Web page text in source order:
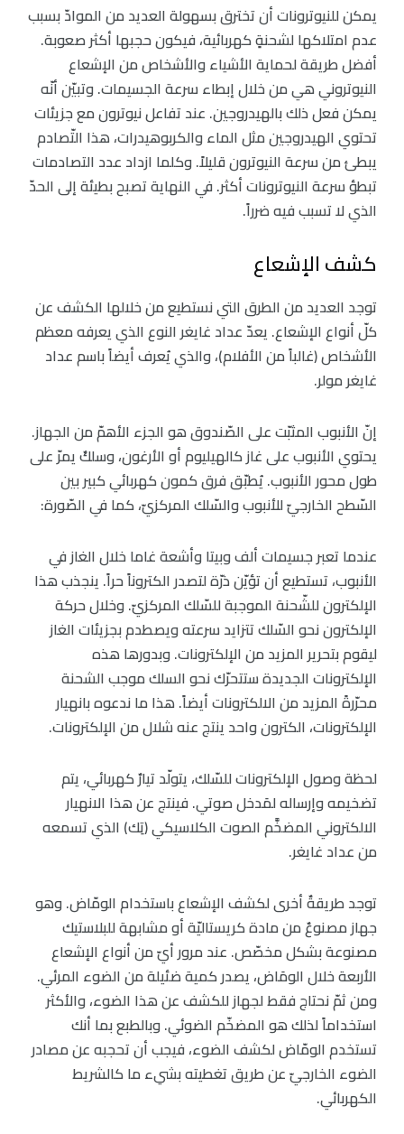
يمكن للنيوترونات أن تخترق بسهولة العديد من الموادّ بسبب
عدم امتلاكها لشحنةٍ كهربائية، فيكون حجبها أكثر صعوبة.
أفضل طريقة لحماية الأشياء والأشخاص من الإشعاع
النيوتروني هي من خلال إبطاء سرعة الجسيمات. وتبيّن أنّه
يمكن فعل ذلك بالهيدروجين. عند تفاعل نيوترون مع جزيئات
تحتوي الهيدروجين مثل الماء والكربوهيدرات، هذا التّصادم
يبطئ من سرعة النيوترون قليلاً. وكلما ازداد عدد التصادمات
تبطؤ سرعة النيوترونات أكثر. في النهاية تصبح بطيئة إلى الحدّ
الذي لا تسبب فيه ضرراً.
كشف الإشعاع
توجد العديد من الطرق التي نستطيع من خلالها الكشف عن
كلّ أنواع الإشعاع. يعدّ عداد غايغر النوع الذي يعرفه معظم
الأشخاص (غالباً من الأفلام)، والذي يُعرف أيضاً باسم عداد
غايغر مولر.
إنّ الأنبوب المثبّت على الصّندوق هو الجزء الأهمّ من الجهاز.
يحتوي الأنبوب على غاز كالهيليوم أو الأرغون، وسلكٌ يمرّ على
طول محور الأنبوب. يُطبّق فرق كمون كهربائي كبير بين
السّطح الخارجيّ للأنبوب والسّلك المركزيّ، كما في الصّورة:
عندما تعبر جسيمات ألف وبيتا وأشعة غاما خلال الغاز في
الأنبوب، تستطيع أن تؤيّن ذرّة لتصدر الكتروناً حراً. ينجذب هذا
الإلكترون للشّحنة الموجبة للسّلك المركزيّ. وخلال حركة
الإلكترون نحو السّلك تتزايد سرعته ويصطدم بجزيئات الغاز
ليقوم بتحرير المزيد من الإلكترونات. وبدورها هذه
الإلكترونات الجديدة ستتحرّك نحو السلك موجب الشحنة
محرّرةً المزيد من الالكترونات أيضاً. هذا ما ندعوه بانهيار
الإلكترونات، الكترون واحد ينتج عنه شلال من الإلكترونات.
لحظة وصول الإلكترونات للسّلك، يتولّد تيارٌ كهربائي، يتم
تضخيمه وإرساله لمَدخل صوتي. فينتج عن هذا الانهيار
الالكتروني المضخَّم الصوت الكلاسيكي (تِك) الذي تسمعه
من عداد غايغر.
توجد طريقةٌ أخرى لكشف الإشعاع باستخدام الومّاض. وهو
جهاز مصنوعٌ من مادة كريستاليّة أو مشابهة للبلاستيك
مصنوعة بشكل مخصّص. عند مرور أيّ من أنواع الإشعاع
الأربعة خلال الومَاض، يصدر كمية ضئيلة من الضوء المرئي.
ومن ثمّ نحتاج فقط لجهاز للكشف عن هذا الضوء، والأكثر
استخداماً لذلك هو المضخّم الضوئي. وبالطبع بما أنك
تستخدم الومّاض لكشف الضوء، فيجب أن تحجبه عن مصادر
الضوء الخارجيّ عن طريق تغطيته بشيء ما كالشريط
الكهربائي.